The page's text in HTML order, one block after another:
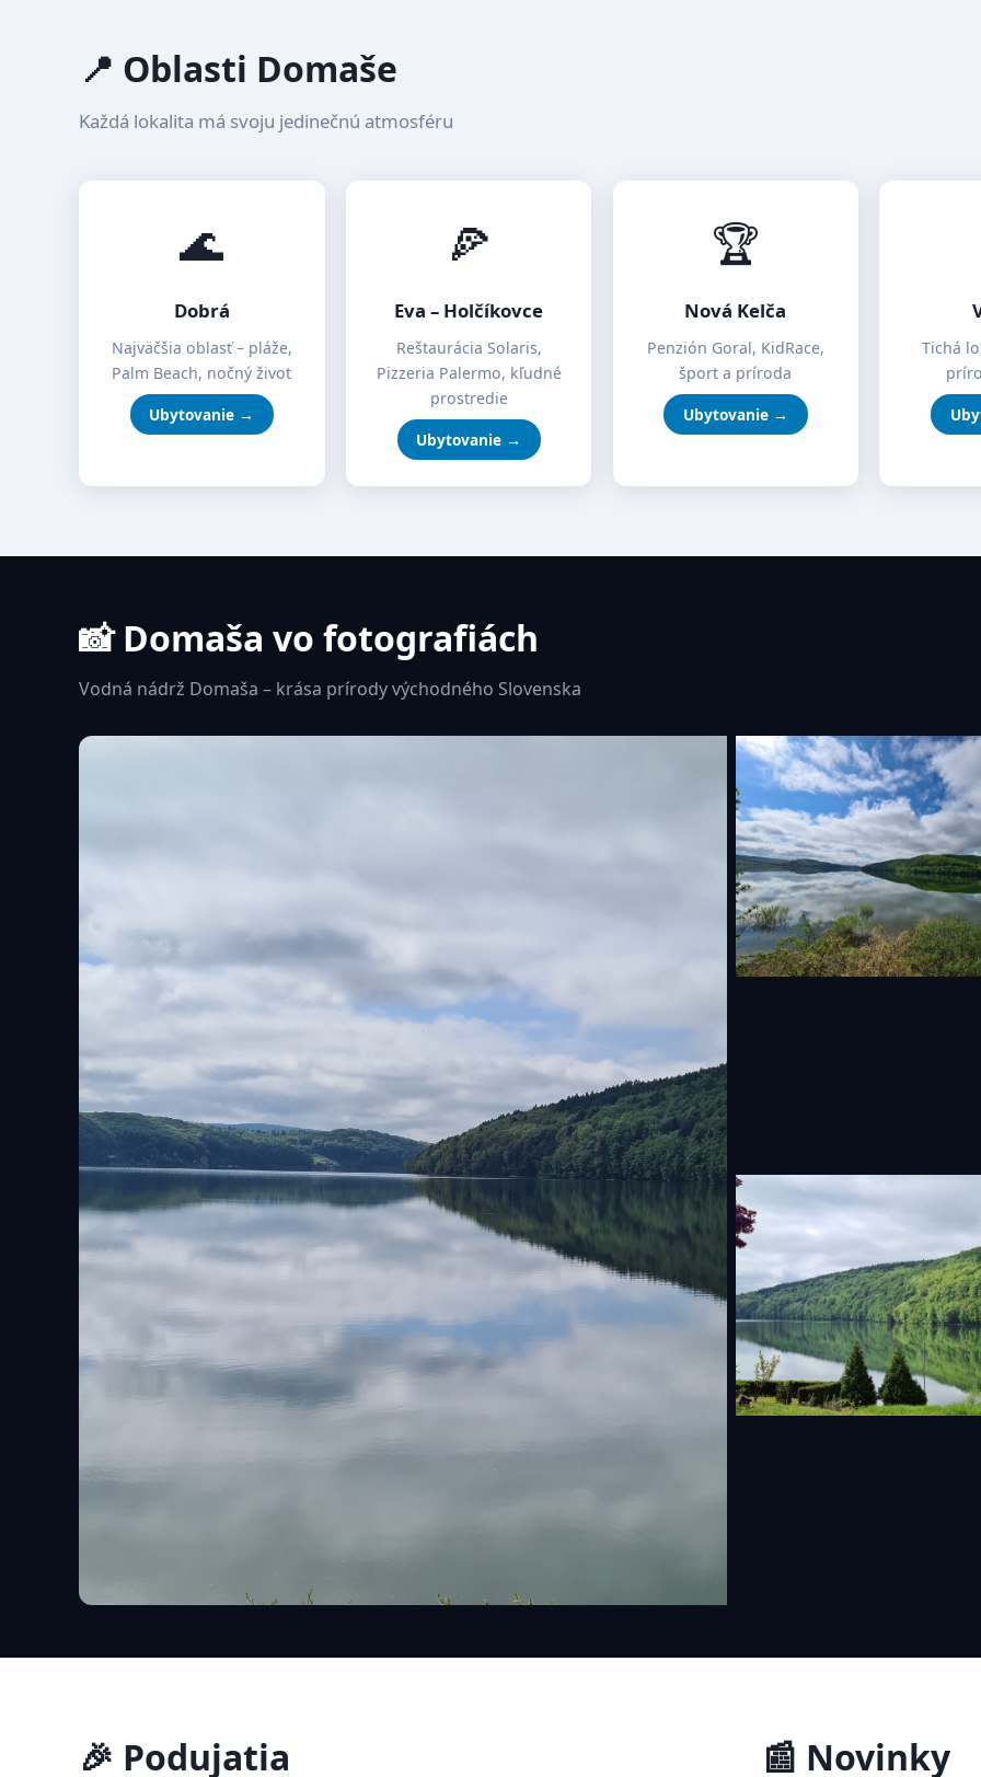
📍 Oblasti Domaše
Každá lokalita má svoju jedinečnú atmosféru
🌊
Dobrá
Najväčšia oblasť – pláže,
Palm Beach, nočný život
Ubytovanie →
🍕
Eva – Holčíkovce
Reštaurácia Solaris,
Pizzeria Palermo, kľudné
prostredie
Ubytovanie →
🏆
Nová Kelča
Penzión Goral, KidRace,
šport a príroda
Ubytovanie →
Tichá
📸 Domaša vo fotografiách
Vodná nádrž Domaša – krása prírody východného Slovenska
🎉 Podujatia 📰 Novinky